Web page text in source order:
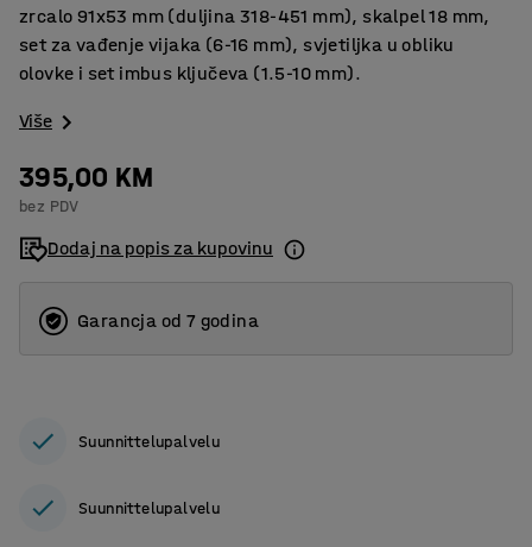
zrcalo 91x53 mm (duljina 318-451 mm), skalpel 18 mm,
set za vađenje vijaka (6-16 mm), svjetiljka u obliku
olovke i set imbus ključeva (1.5-10 mm).
Više
395,00 KM
bez PDV
Dodaj na popis za kupovinu
Garancja od 7 godina
Suunnittelupalvelu
Suunnittelupalvelu